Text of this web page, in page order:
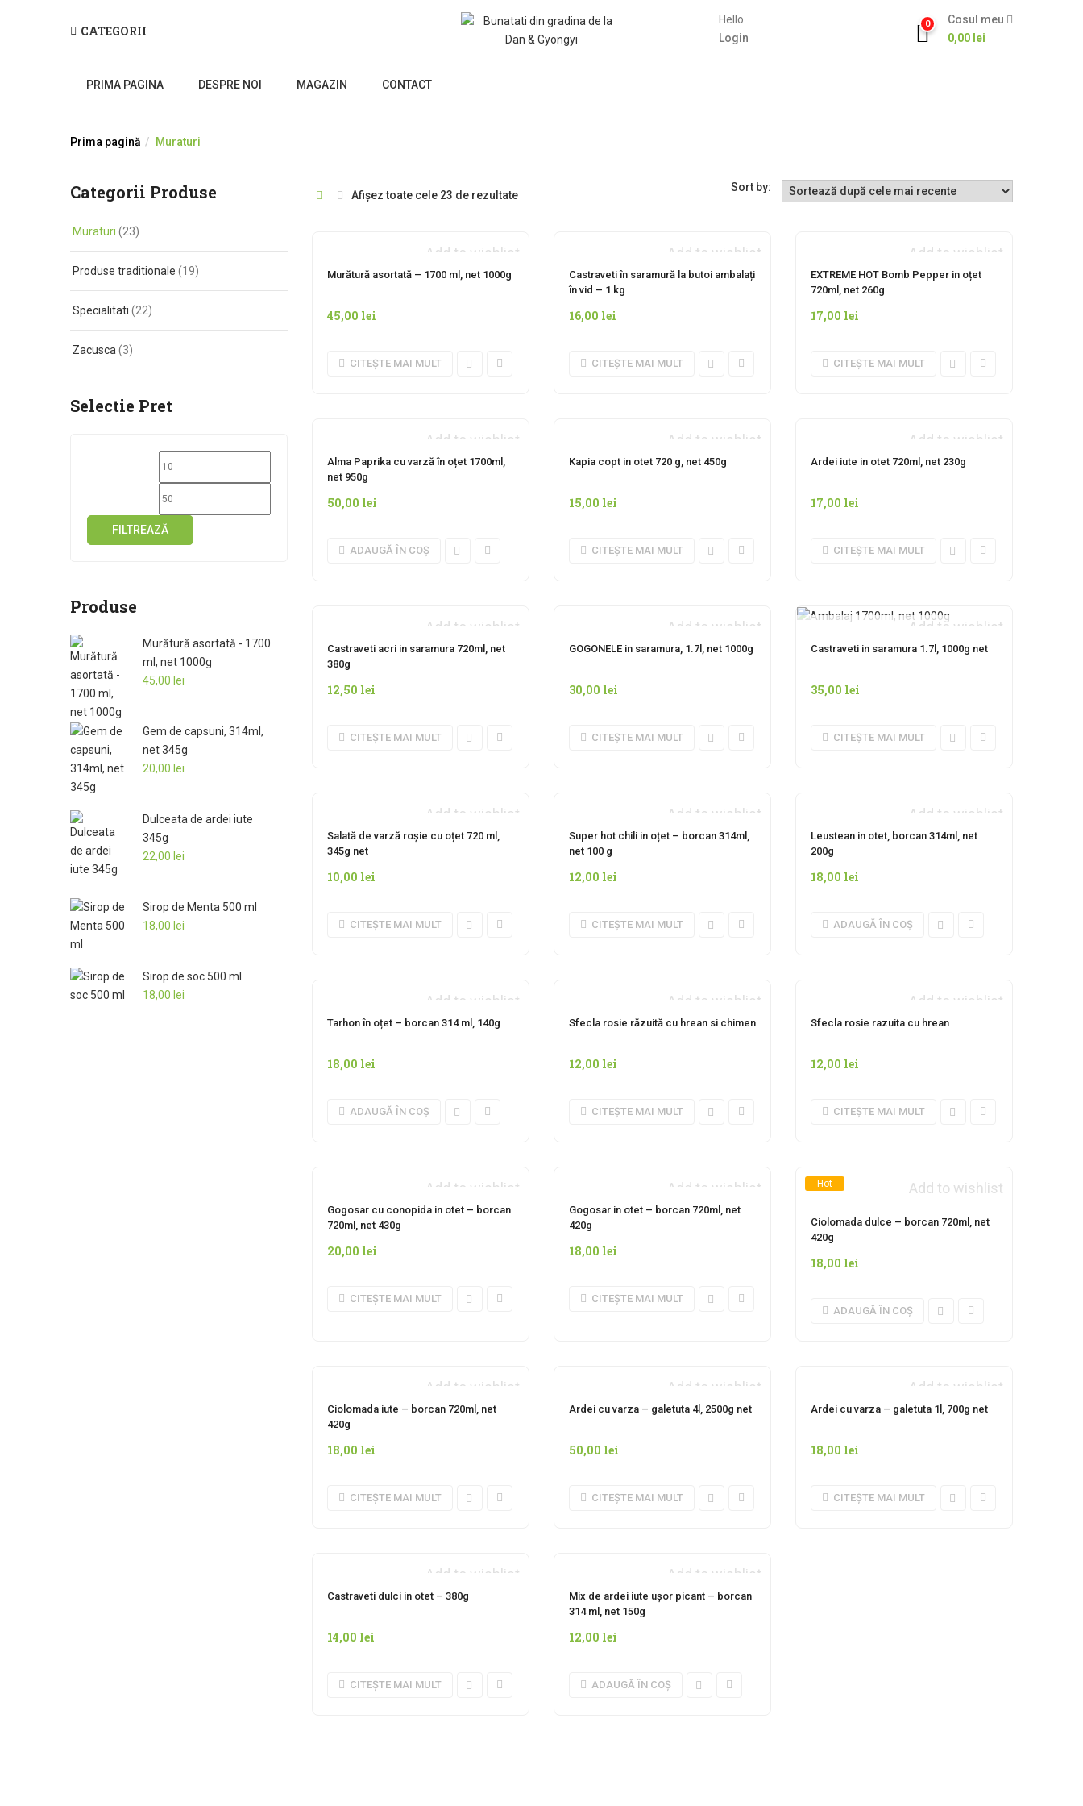
CATEGORII
Hello
Login
0
Cosul meu
0,00 lei
PRIMA PAGINA DESPRE NOI MAGAZIN CONTACT
Prima pagină Muraturi
Afișez toate cele 23 de rezultateSortat
Sort by:
Add to wishlist
Murătură asortată – 1700 ml, net 1000g
45,00 lei
CITEȘTE MAI MULT
Add to wishlist
Castraveti în saramură la butoi ambalați
în vid – 1 kg
16,00 lei
CITEȘTE MAI MULT
Add to wishlist
EXTREME HOT Bomb Pepper in oțet
720ml, net 260g
17,00 lei
CITEȘTE MAI MULT
Add to wishlist
Alma Paprika cu varză în oțet 1700ml,
net 950g
50,00 lei
ADAUGĂ ÎN COȘ
Add to wishlist
Kapia copt in otet 720 g, net 450g
15,00 lei
CITEȘTE MAI MULT
Add to wishlist
Ardei iute in otet 720ml, net 230g
17,00 lei
CITEȘTE MAI MULT
Add to wishlist
Castraveti acri in saramura 720ml, net
380g
12,50 lei
CITEȘTE MAI MULT
Add to wishlist
GOGONELE in saramura, 1.7l, net 1000g
30,00 lei
CITEȘTE MAI MULT
Add to wishlist
Castraveti in saramura 1.7l, 1000g net
35,00 lei
CITEȘTE MAI MULT
Add to wishlist
Salată de varză roșie cu oțet 720 ml,
345g net
10,00 lei
CITEȘTE MAI MULT
Add to wishlist
Super hot chili in oțet – borcan 314ml,
net 100 g
12,00 lei
CITEȘTE MAI MULT
Add to wishlist
Leustean in otet, borcan 314ml, net
200g
18,00 lei
ADAUGĂ ÎN COȘ
Add to wishlist
Tarhon în oțet – borcan 314 ml, 140g
18,00 lei
ADAUGĂ ÎN COȘ
Add to wishlist
Sfecla rosie răzuită cu hrean si chimen
12,00 lei
CITEȘTE MAI MULT
Add to wishlist
Sfecla rosie razuita cu hrean
12,00 lei
CITEȘTE MAI MULT
Add to wishlist
Gogosar cu conopida in otet – borcan
720ml, net 430g
20,00 lei
CITEȘTE MAI MULT
Add to wishlist
Gogosar in otet – borcan 720ml, net
420g
18,00 lei
CITEȘTE MAI MULT
Hot Add to wishlist
Ciolomada dulce – borcan 720ml, net
420g
18,00 lei
ADAUGĂ ÎN COȘ
Add to wishlist
Ciolomada iute – borcan 720ml, net
420g
18,00 lei
CITEȘTE MAI MULT
Add to wishlist
Ardei cu varza – galetuta 4l, 2500g net
50,00 lei
CITEȘTE MAI MULT
Add to wishlist
Ardei cu varza – galetuta 1l, 700g net
18,00 lei
CITEȘTE MAI MULT
Add to wishlist
Castraveti dulci in otet – 380g
14,00 lei
CITEȘTE MAI MULT
Add to wishlist
Mix de ardei iute ușor picant – borcan
314 ml, net 150g
12,00 lei
ADAUGĂ ÎN COȘ
Categorii Produse
Muraturi (23)
Produse traditionale (19)
Specialitati (22)
Zacusca (3)
Selectie Pret
Preț
minim maxim
FILTREAZĂ
Produse
Murătură asortată - 1700
ml, net 1000g
45,00 lei
Gem de capsuni, 314ml,
net 345g
20,00 lei
Dulceata de ardei iute
345g
22,00 lei
Sirop de Menta 500 ml
18,00 lei
Sirop de soc 500 ml
18,00 lei